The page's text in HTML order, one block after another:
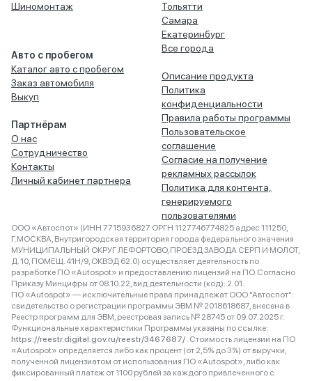
Шиномонтаж
Авто с пробегом
Каталог авто с пробегом
Заказ автомобиля
Выкуп
Партнёрам
О нас
Сотрудничество
Контакты
Личный кабинет партнера
Тольятти
Самара
Екатеринбург
Все города
Описание продукта
Политика
конфиденциальности
Правила работы программы
Пользовательское
соглашение
Согласие на получение
рекламных рассылок
Политика для контента,
генерируемого
пользователями
ООО «Автоспот» (ИНН 7715936827 ОРГН 1127746774825 адрес 111250,
Г.МОСКВА, Внутригородская территория города федерального значения
МУНИЦИПАЛЬНЫЙ ОКРУГ ЛЕФОРТОВО, ПРОЕЗД ЗАВОДА СЕРП И МОЛОТ,
Д. 10, ПОМЕЩ. 41Н/9, ОКВЭД 62.0) осуществляет деятельность по
разработке ПО «Autospot» и предоставлению лицензий на ПО. Согласно
Приказу Минцифры от 08.10.22, вид деятельности (код): 2.01.
ПО «Autospot» — исключительные права принадлежат ООО "Автоспот":
свидетельство о регистрации программы ЭВМ № 2018618687, внесена в
Реестр программ для ЭВМ, реестровая запись № 28745 от 09.07.2025 г.
Функциональные характеристики Программы указаны по ссылке:
https://reestr.digital.gov.ru/reestr/3467687/ . Стоимость лицензии на ПО
«Autospot» определяется либо как процент (от 2,5% до 3%) от выручки,
полученной лицензиатом от использования ПО «Autospot», либо как
фиксированный платеж от 1100 рублей за каждого привлеченного с